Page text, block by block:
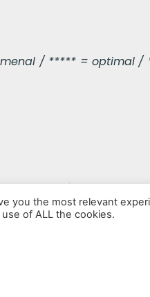
/ ***** = optimal
you the most relevant
of ALL the cookies.